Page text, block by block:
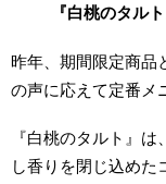
『白桃のタル
昨年、期間限定商品
の声に応えて定番メ
『白桃のタルト』
し香りを閉じ込めた